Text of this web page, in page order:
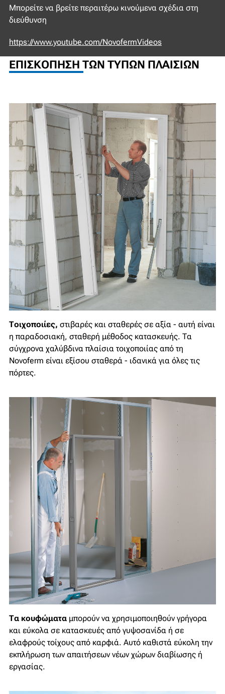
Μπορείτε να βρείτε περαιτέρω κινούμενα σχέδια στη
διεύθυνση
https://www.youtube.com/NovofermVideos
ΕΠΙΣΚΌΠΗΣΗ ΤΩΝ ΤΎΠΩΝ ΠΛΑΙΣΊΩΝ
Τοιχοποιίες, στιβαρές και σταθερές σε αξία - αυτή είναι
η παραδοσιακή, σταθερή μέθοδος κατασκευής. Τα
σύγχρονα χαλύβδινα πλαίσια τοιχοποιίας από τη
Novoferm είναι εξίσου σταθερά - ιδανικά για όλες τις
πόρτες.
Τα κουφώματα μπορούν να χρησιμοποιηθούν γρήγορα
και εύκολα σε κατασκευές από γυψοσανίδα ή σε
ελαφρούς τοίχους από καρφιά. Αυτό καθιστά εύκολη την
εκπλήρωση των απαιτήσεων νέων χώρων διαβίωσης ή
εργασίας.